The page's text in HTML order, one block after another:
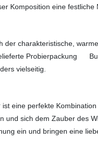
Komposition eine festliche
der charakteristische,
Probierpackung
vielseitig.
eine perfekte
und sich dem Zauber des
ein und bringen eine